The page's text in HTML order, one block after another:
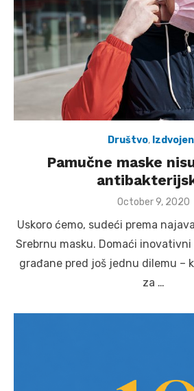
Društvo,
Pamučne maske
Posted
October 9, 2020
Uskoro ćemo, sudeći prema
Srebrnu masku. Domaći
građane pred još jednu dilemu –
za …